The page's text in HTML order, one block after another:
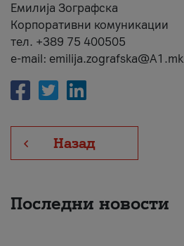
Емилија Зографска
Корпоративни комуникации
тел. +389 75 400505
e-mail: emilija.zografska@A1.mk
Назад
Последни новости